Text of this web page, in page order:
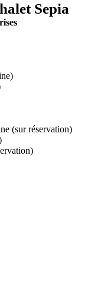
Sepia
(sur réservation)